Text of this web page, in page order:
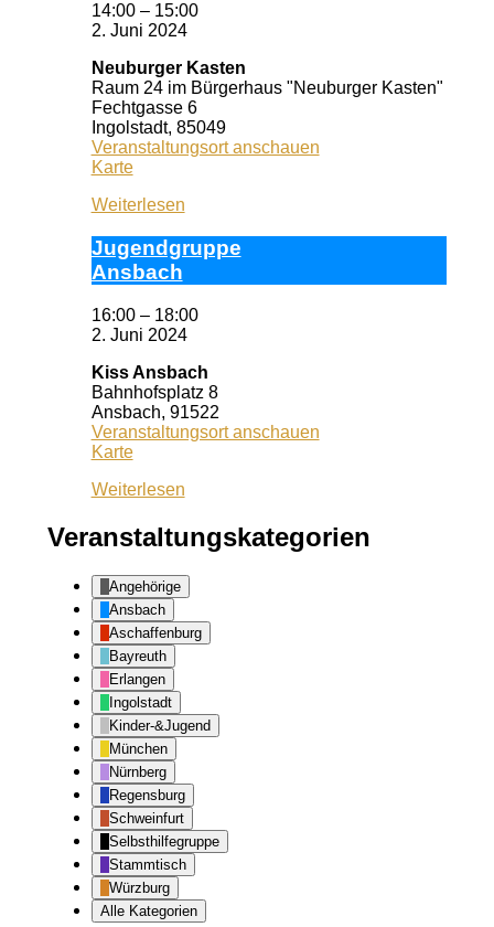
14:00 – 15:00
2. Juni 2024
Neuburger Kasten
Raum 24 im Bürgerhaus "Neuburger Kasten"
Fechtgasse 6
Ingolstadt, 85049
Veranstaltungsort anschauen
KarteNeuburger
Weiterlesen
Ju­gend­grup­pe
Ans­bach
16:00 – 18:00
2. Juni 2024
Kiss Ansbach
Bahnhofsplatz 8
Ansbach, 91522
Veranstaltungsort anschauen
KarteKiss
Weiterlesen
Veranstaltungskategorien
Angehörige
Ansbach
Aschaffenburg
Bayreuth
Erlangen
Ingolstadt
Kinder-&Jugend
München
Nürnberg
Regensburg
Schweinfurt
Selbsthilfegruppe
Stammtisch
Würzburg
Alle Kategorien